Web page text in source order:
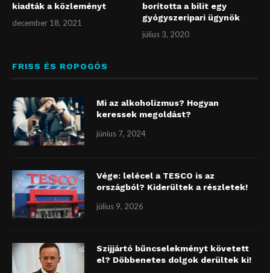
kiadták a közleményt
december 18, 2021
borította a bilit egy
gyógyszeripari ügynök
július 3, 2020
FRISS ÉS ROPOGÓS
Mi az alkoholizmus? Hogyan
keressek megoldást?
június 7, 2024
Vége: lelécel a TESCO is az
országból? Kiderültek a részletek!
július 9, 2026
Szijjártó bűncselekményt követett
el? Döbbenetes dolgok derültek ki!